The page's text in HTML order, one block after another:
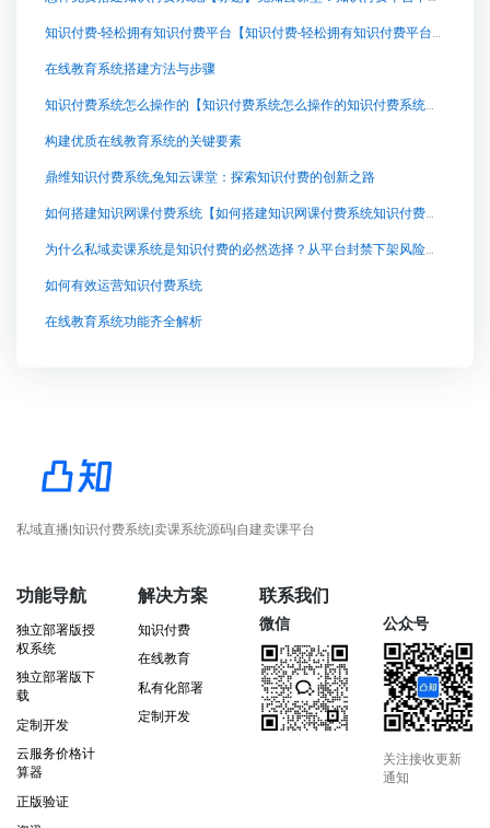
知识付费-轻松拥有知识付费平台【知识付费-轻松拥有知识付费平台知识付费系统系统怎么制作，知识付费系统搭建使用教程】
在线教育系统搭建方法与步骤
知识付费系统怎么操作的【知识付费系统怎么操作的知识付费系统系统怎么制作，知识付费系统搭建使用教程】
构建优质在线教育系统的关键要素
鼎维知识付费系统,兔知云课堂：探索知识付费的创新之路
如何搭建知识网课付费系统【如何搭建知识网课付费系统知识付费系统系统怎么制作，知识付费系统搭建使用教程】
为什么私域卖课系统是知识付费的必然选择？从平台封禁下架风险看私有化部署的价值
如何有效运营知识付费系统
在线教育系统功能齐全解析
私域直播|知识付费系统|卖课系统源码|自建卖课平台
功能导航
独立部署版授
权系统
独立部署版下
载
定制开发
云服务价格计
算器
正版验证
解决方案
知识付费
在线教育
私有化部署
定制开发
联系我们
微信 公众号
关注接收更新
通知